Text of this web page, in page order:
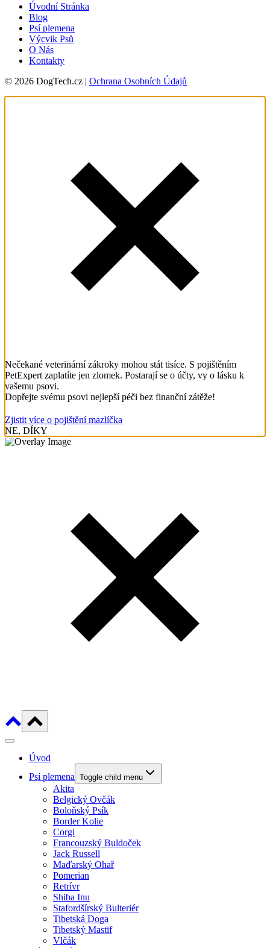
Úvodní Stránka
Blog
Psí plemena
Výcvik Psů
O Nás
Kontakty
© 2026 DogTech.cz | Ochrana Osobních Údajů
Nečekané veterinární zákroky mohou stát tisíce. S pojištěním
PetExpert zaplatíte jen zlomek. Postarají se o účty, vy o lásku k
vašemu psovi.
Dopřejte svému psovi nejlepší péči bez finanční zátěže!
Zjistit více o pojištění mazlíčka
NE, DÍKY
Úvod
Psí plemena Toggle child menu
Akita
Belgický Ovčák
Boloňský Psík
Border Kolie
Corgi
Francouzský Buldoček
Jack Russell
Maďarský Ohař
Pomerian
Retrívr
Shiba Inu
Stafordšírský Bulteriér
Tibetská Doga
Tibetský Mastif
Vlčák